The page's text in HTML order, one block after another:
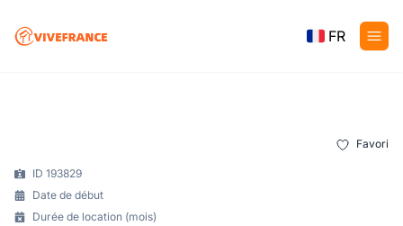
FR
Favori
ID 193829
Date de début
Durée de location (mois)